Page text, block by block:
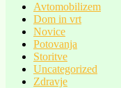
Avtomobilizem
Dom in vrt
Novice
Potovanja
Storitve
Uncategorized
Zdravje